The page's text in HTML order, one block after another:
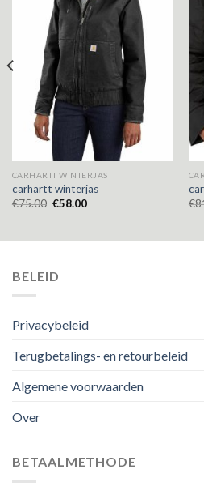
CARHARTT WINTERJAS
carhartt winterjas
€75.00 €58.00
€
BELEID
Privacybeleid
Terugbetalings- en retourbeleid
Algemene voorwaarden
Over
BETAALMETHODE